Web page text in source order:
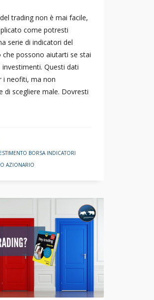
trading non è mai facile,
come potresti
serie di indicatori del
possono aiutarti se stai
Questi dati
i neofiti, ma non
di scegliere male. Dovresti
BORSA INDICATORI
AZIONARIO